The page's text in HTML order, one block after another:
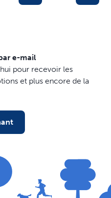
e-mail
pour recevoir les
et plus encore de la